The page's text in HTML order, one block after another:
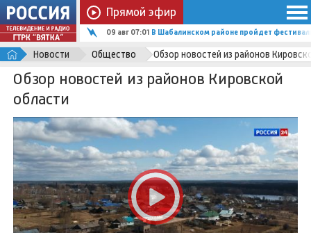
Прямой эфир
09 авг 06:02 В Афанасьевском округе создали
Новости Общество Обзор новостей из районов
Обзор новостей из районов Кировской
области